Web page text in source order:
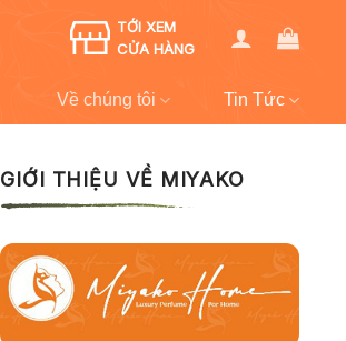
TỚI XEM
CỬA HÀNG
Về chúng tôi Tin Tức
GIỚI THIỆU VỀ MIYAKO